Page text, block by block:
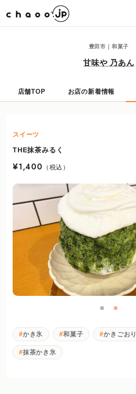
豊田市｜和菓子
甘味や 乃あん
店舗TOP お店の新着情報
スイーツ
THE抹茶みるく
¥1,400 （税込）
かき氷 和菓子 かきごおり
抹茶かき氷